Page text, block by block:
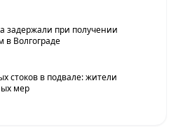
задержали при получении
в Волгограде
стоков в подвале: жители
мер